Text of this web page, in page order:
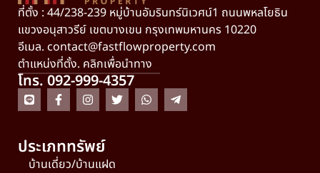
ที่ตั้ง : 44/238-239 หมู่บ้านอัมรินทร์นิเวศน์1 ถนนพหลโยธิน
แขวงอนุสาวรีย์ เขตบางเขน กรุงเทพมหานคร 10220
อีเมล. contact@fastflowproperty.com
ตำแหน่งที่ตั้ง. คลิกเพื่อนำทาง
โทร. 092-999-4357
ประเภททรัพย์
บ้านเดี่ยว/บ้านแฝด